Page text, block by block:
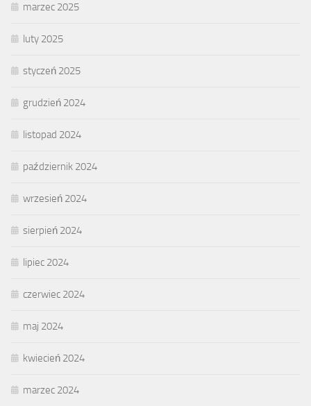
marzec 2025
luty 2025
styczeń 2025
grudzień 2024
listopad 2024
październik 2024
wrzesień 2024
sierpień 2024
lipiec 2024
czerwiec 2024
maj 2024
kwiecień 2024
marzec 2024